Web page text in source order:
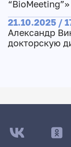
“BioMeeting”»
21.10.2025 /
Александр
докторскую